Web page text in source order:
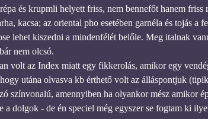
és krupmli helyett friss, nem bennefőt hanem
kacsa; az oriental pho esetében garnéla és tojás
lehet kiszedni a mindenfélét belőle. Meg italnak
nem olcsó.
volt az Index miatt egy fikkerolás, amikor egy
utána olvasva kb érthető volt az álláspontjuk
színvonalú, amennyiben ha olyankor mész amikor
a dolgok - de én speciel még egyszer se fogtam ki